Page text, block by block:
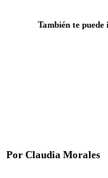
También te puede
Por Claudia Morales